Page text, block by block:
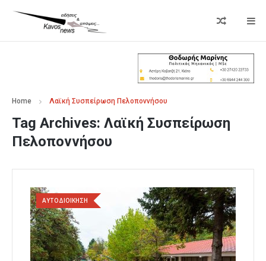
Home Λαϊκή Συσπείρωση Πελοποννήσου
Tag Archives: Λαϊκή Συσπείρωση
Πελοποννήσου
ΑΥΤΟΔΙΟΙΚΗΣΗ